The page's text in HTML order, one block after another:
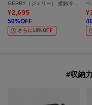
¥2,695
50%OFF
さらに10%OFF
ベ
¥
40
#収納